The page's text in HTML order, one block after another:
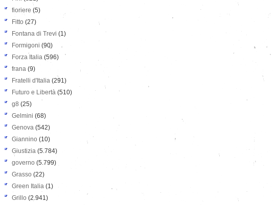
fioriere (5)
Fitto (27)
Fontana di Trevi (1)
Formigoni (90)
Forza Italia (596)
frana (9)
Fratelli d'Italia (291)
Futuro e Libertà (510)
g8 (25)
Gelmini (68)
Genova (542)
Giannino (10)
Giustizia (5.784)
governo (5.799)
Grasso (22)
Green Italia (1)
Grillo (2.941)